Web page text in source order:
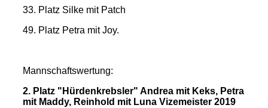
33. Platz Silke mit Patch
49. Platz Petra mit Joy.
Mannschaftswertung:
2. Platz "Hürdenkrebsler" Andrea mit Keks, Petra
mit Maddy, Reinhold mit Luna Vizemeister 2019